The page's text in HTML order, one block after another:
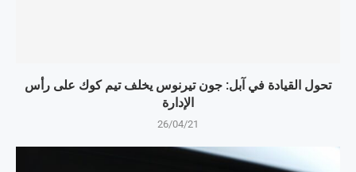
تحول القيادة في آبل: جون تيرنوس يخلف تيم كوك على رأس
الإدارة
26/04/21